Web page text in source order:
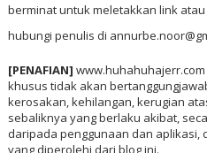
berminat untuk meletakkan link
hubungi penulis di
[PENAFIAN]
khusus tidak akan
kerosakan, kehilangan, kerugian
sebaliknya yang berlaku akibat,
daripada penggunaan dan aplikasi,
yang diperolehi dari blog ini.